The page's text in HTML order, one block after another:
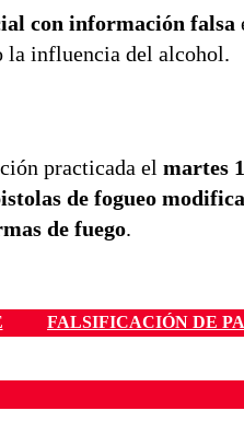
con información falsa
la influencia del alcohol.
practicada el martes
de fogueo
de fuego.
FALSIFICACIÓN DE